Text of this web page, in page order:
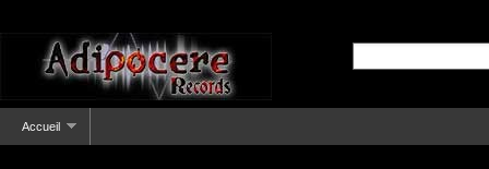
Accueil